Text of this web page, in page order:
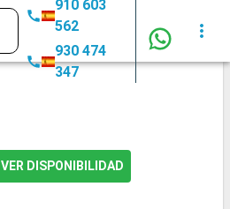
910 603
562
930 474
347
VER DISPONIBILIDAD